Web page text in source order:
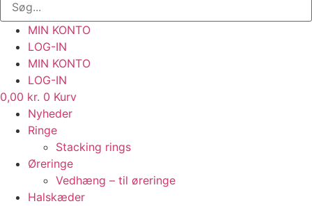
MIN KONTO
LOG-IN
MIN KONTO
LOG-IN
0,00 kr. 0 Kurv
Nyheder
Ringe
Stacking rings
Øreringe
Vedhæng – til øreringe
Halskæder